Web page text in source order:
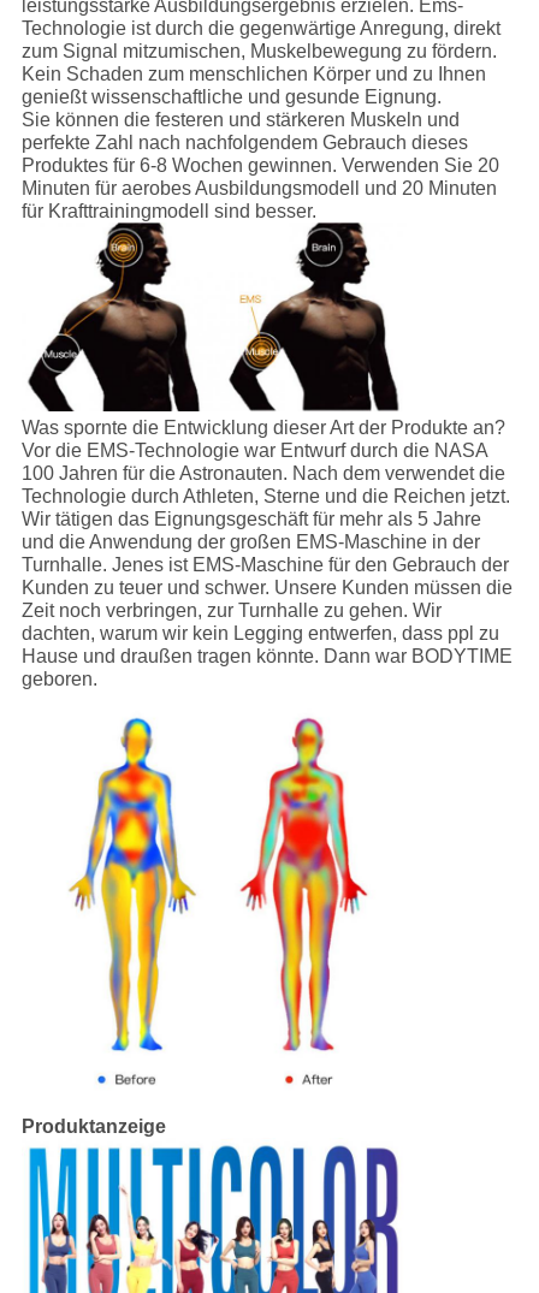
leistungsstarke Ausbildungsergebnis erzielen. Ems-
Technologie ist durch die gegenwärtige Anregung, direkt
zum Signal mitzumischen, Muskelbewegung zu fördern.
Kein Schaden zum menschlichen Körper und zu Ihnen
genießt wissenschaftliche und gesunde Eignung.
Sie können die festeren und stärkeren Muskeln und
perfekte Zahl nach nachfolgendem Gebrauch dieses
Produktes für 6-8 Wochen gewinnen. Verwenden Sie 20
Minuten für aerobes Ausbildungsmodell und 20 Minuten
für Krafttrainingmodell sind besser.
Was spornte die Entwicklung dieser Art der Produkte an?
Vor die EMS-Technologie war Entwurf durch die NASA
100 Jahren für die Astronauten. Nach dem verwendet die
Technologie durch Athleten, Sterne und die Reichen jetzt.
Wir tätigen das Eignungsgeschäft für mehr als 5 Jahre
und die Anwendung der großen EMS-Maschine in der
Turnhalle. Jenes ist EMS-Maschine für den Gebrauch der
Kunden zu teuer und schwer. Unsere Kunden müssen die
Zeit noch verbringen, zur Turnhalle zu gehen. Wir
dachten, warum wir kein Legging entwerfen, dass ppl zu
Hause und draußen tragen könnte. Dann war BODYTIME
geboren.
Produktanzeige